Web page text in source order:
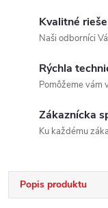
Kvalitné
Naši odborníci
Rýchla
Pomôžeme vám
Zákaznícka
Ku každému
Popis produktu